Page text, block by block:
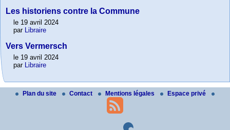
Les historiens contre la Commune
le 19 avril 2024
par Libraire
Vers Vermersch
le 19 avril 2024
par Libraire
Plan du site Contact Mentions légales Espace privé